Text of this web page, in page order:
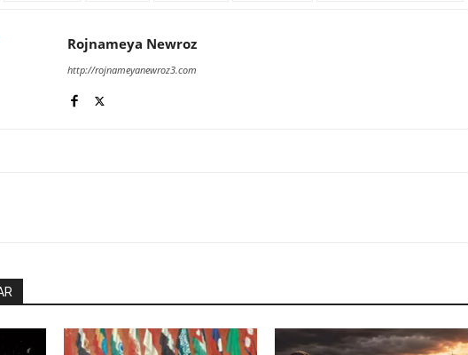
Rojnameya Newroz
http://rojnameyanewroz3.com